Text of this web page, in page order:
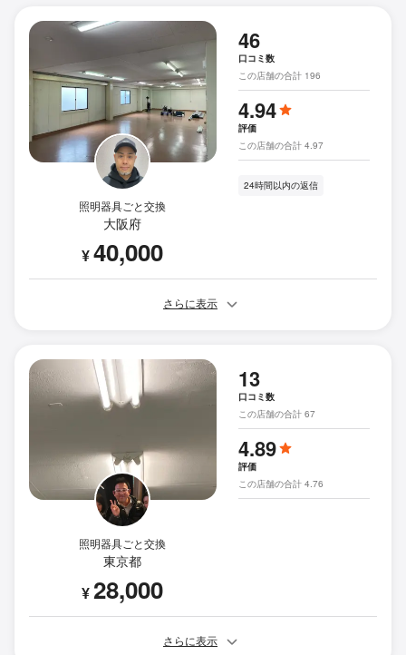
照明器具ごと交換
大阪府
¥40,000
46
口コミ数
この店舗の合計 196
4.94
評価
この店舗の合計 4.97
24時間以内の返信
さらに表示
照明器具ごと交換
東京都
¥28,000
13
口コミ数
この店舗の合計 67
4.89
評価
この店舗の合計 4.76
さらに表示